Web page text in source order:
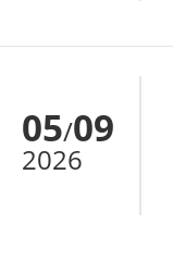
05/09
2026